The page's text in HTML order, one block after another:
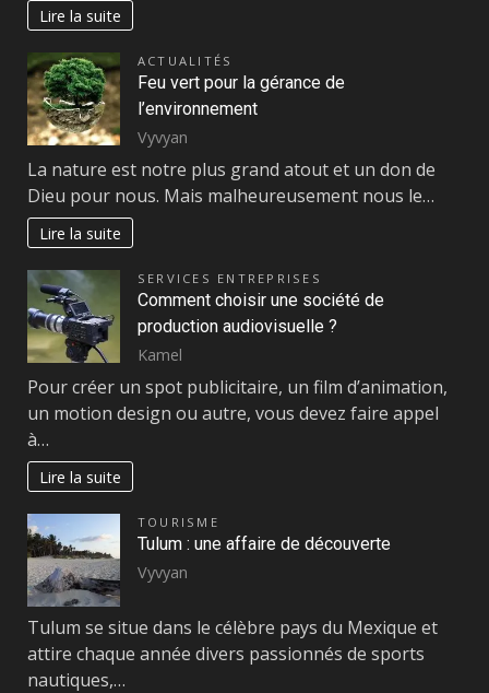
Lire la suite
ACTUALITÉS
Feu vert pour la gérance de
l’environnement
Vyvyan
La nature est notre plus grand atout et un don de
Dieu pour nous. Mais malheureusement nous le…
Lire la suite
SERVICES ENTREPRISES
Comment choisir une société de
production audiovisuelle ?
Kamel
Pour créer un spot publicitaire, un film d’animation,
un motion design ou autre, vous devez faire appel
à…
Lire la suite
TOURISME
Tulum : une affaire de découverte
Vyvyan
Tulum se situe dans le célèbre pays du Mexique et
attire chaque année divers passionnés de sports
nautiques,…